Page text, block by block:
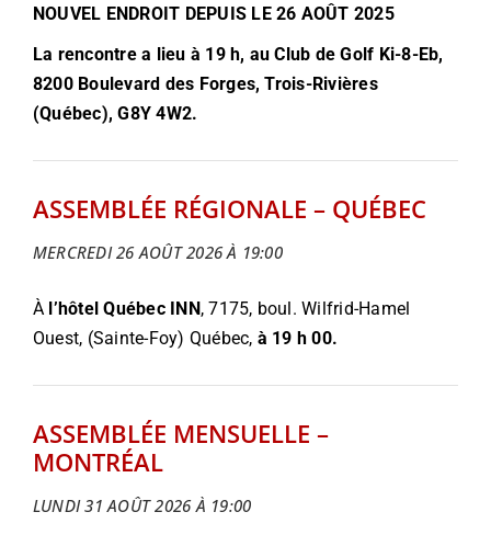
NOUVEL ENDROIT DEPUIS LE 26 AOÛT 2025
La rencontre a lieu à 19 h, au Club de Golf Ki-8-Eb,
8200 Boulevard des Forges, Trois-Rivières
(Québec), G8Y 4W2.
ASSEMBLÉE RÉGIONALE – QUÉBEC
MERCREDI 26 AOÛT 2026 À 19:00
À l’hôtel Québec INN, 7175, boul. Wilfrid-Hamel
Ouest, (Sainte-Foy) Québec, à 19 h 00.
ASSEMBLÉE MENSUELLE –
MONTRÉAL
LUNDI 31 AOÛT 2026 À 19:00